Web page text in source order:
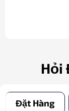
Hỏi
Đặt Hàng